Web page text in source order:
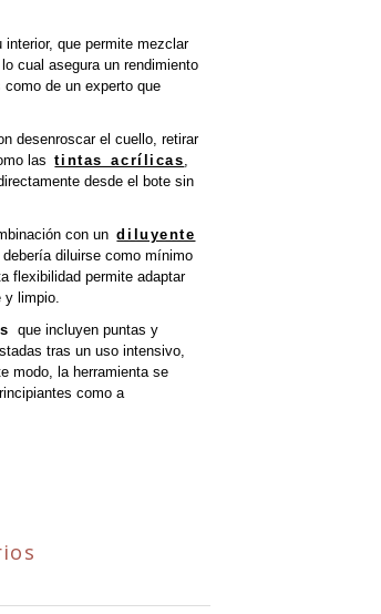
que permite mezclar
cual asegura un rendimiento
de un experto que
desenroscar el cuello, retirar
las tintas acrílicas,
desde el bote sin
con un diluyente
diluirse como mínimo
flexibilidad permite adaptar
y limpio.
que incluyen puntas y
tras un uso intensivo,
modo, la herramienta se
como a